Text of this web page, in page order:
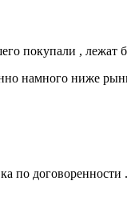
покупали , лежат
намного ниже
по договоренности .